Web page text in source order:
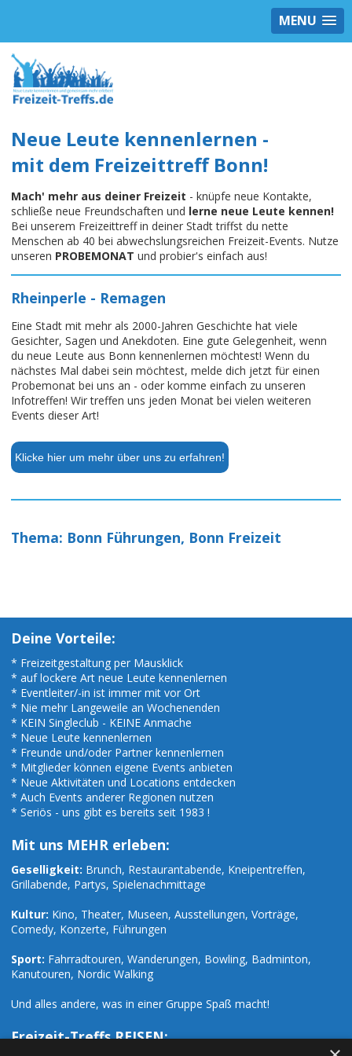
MENU
Neue Leute kennenlernen -
mit dem Freizeittreff Bonn!
Mach' mehr aus deiner Freizeit - knüpfe neue Kontakte,
schließe neue Freundschaften und lerne neue Leute kennen!
Bei unserem Freizeittreff in deiner Stadt triffst du nette
Menschen ab 40 bei abwechslungsreichen Freizeit-Events. Nutze
unseren PROBEMONAT und probier's einfach aus!
Rheinperle - Remagen
Eine Stadt mit mehr als 2000-Jahren Geschichte hat viele
Gesichter, Sagen und Anekdoten. Eine gute Gelegenheit, wenn
du neue Leute aus Bonn kennenlernen möchtest! Wenn du
nächstes Mal dabei sein möchtest, melde dich jetzt für einen
Probemonat bei uns an - oder komme einfach zu unseren
Infotreffen! Wir treffen uns jeden Monat bei vielen weiteren
Events dieser Art!
Klicke hier um mehr über uns zu erfahren!
Thema: Bonn Führungen, Bonn Freizeit
Deine Vorteile:
* Freizeitgestaltung per Mausklick
* auf lockere Art neue Leute kennenlernen
* Eventleiter/-in ist immer mit vor Ort
* Nie mehr Langeweile an Wochenenden
* KEIN Singleclub - KEINE Anmache
* Neue Leute kennenlernen
* Freunde und/oder Partner kennenlernen
* Mitglieder können eigene Events anbieten
* Neue Aktivitäten und Locations entdecken
* Auch Events anderer Regionen nutzen
* Seriös - uns gibt es bereits seit 1983 !
Mit uns MEHR erleben:
Geselligkeit: Brunch, Restaurantabende, Kneipentreffen,
Grillabende, Partys, Spielenachmittage
Kultur: Kino, Theater, Museen, Ausstellungen, Vorträge,
Comedy, Konzerte, Führungen
Sport: Fahrradtouren, Wanderungen, Bowling, Badminton,
Kanutouren, Nordic Walking
Und alles andere, was in einer Gruppe Spaß macht!
Freizeit-Treffs REISEN: